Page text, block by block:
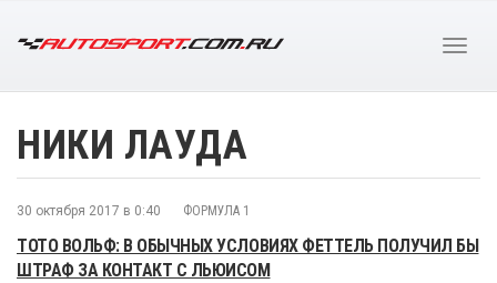
НИКИ ЛАУДА
30 октября 2017 в 0:40 ФОРМУЛА 1
ТОТО ВОЛЬФ: В ОБЫЧНЫХ УСЛОВИЯХ ФЕТТЕЛЬ ПОЛУЧИЛ БЫ
ШТРАФ ЗА КОНТАКТ С ЛЬЮИСОМ